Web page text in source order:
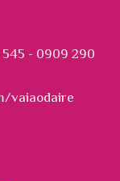
- 0909 290
vaiaodaire